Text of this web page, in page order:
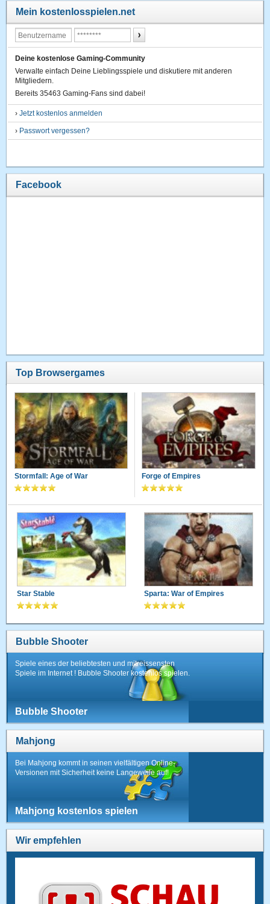
Mein kostenlosspielen.net
Deine kostenlose Gaming-Community
Verwalte einfach Deine Lieblingsspiele und diskutiere mit anderen
Mitgliedern.
Bereits 35463 Gaming-Fans sind dabei!
›Jetzt kostenlos anmelden
› Passwort vergessen?
Facebook
Top Browsergames
Stormfall: Age of War Forge of Empires
Star Stable Sparta: War of Empires
Bubble Shooter
Spiele eines der beliebtesten und mitreissensten
Spiele im Internet ! Bubble Shooter kostenlos spielen.
Bubble Shooter
Mahjong
Bei Mahjong kommt in seinen vielfältigen Online-
Versionen mit Sicherheit keine Langeweile auf!
Mahjong kostenlos spielen
Wir empfehlen